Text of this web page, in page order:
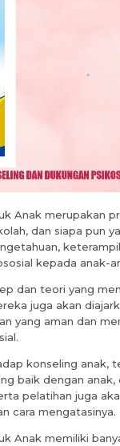
Anak merupakan
dan siapa pun
kepada anak-
dan teori yang
juga akan
yang aman dan
konseling anak,
baik dengan anak,
pelatihan juga
cara mengatasinya.
Anak memiliki